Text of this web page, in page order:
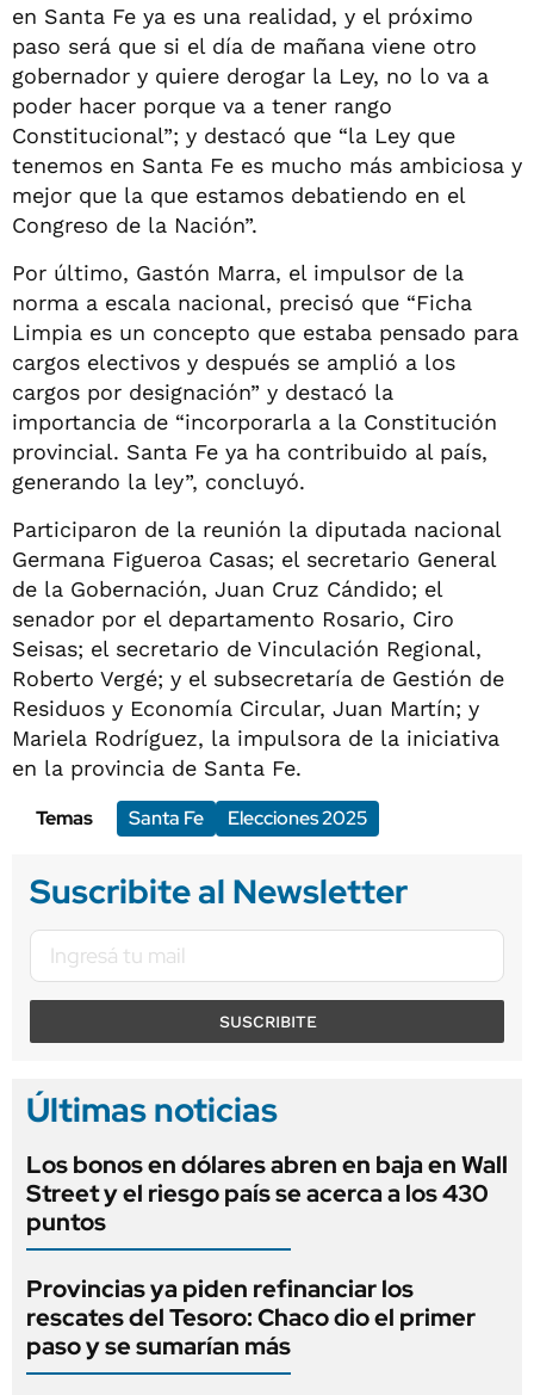
en Santa Fe ya es una realidad, y el próximo
paso será que si el día de mañana viene otro
gobernador y quiere derogar la Ley, no lo va a
poder hacer porque va a tener rango
Constitucional”; y destacó que “la Ley que
tenemos en Santa Fe es mucho más ambiciosa y
mejor que la que estamos debatiendo en el
Congreso de la Nación”.
Por último, Gastón Marra, el impulsor de la
norma a escala nacional, precisó que “Ficha
Limpia es un concepto que estaba pensado para
cargos electivos y después se amplió a los
cargos por designación” y destacó la
importancia de “incorporarla a la Constitución
provincial. Santa Fe ya ha contribuido al país,
generando la ley”, concluyó.
Participaron de la reunión la diputada nacional
Germana Figueroa Casas; el secretario General
de la Gobernación, Juan Cruz Cándido; el
senador por el departamento Rosario, Ciro
Seisas; el secretario de Vinculación Regional,
Roberto Vergé; y el subsecretaría de Gestión de
Residuos y Economía Circular, Juan Martín; y
Mariela Rodríguez, la impulsora de la iniciativa
en la provincia de Santa Fe.
Temas
Santa Fe Elecciones 2025
Suscribite al Newsletter
SUSCRIBITE
Últimas noticias
Los bonos en dólares abren en baja en Wall
Street y el riesgo país se acerca a los 430
puntos
Provincias ya piden refinanciar los
rescates del Tesoro: Chaco dio el primer
paso y se sumarían más